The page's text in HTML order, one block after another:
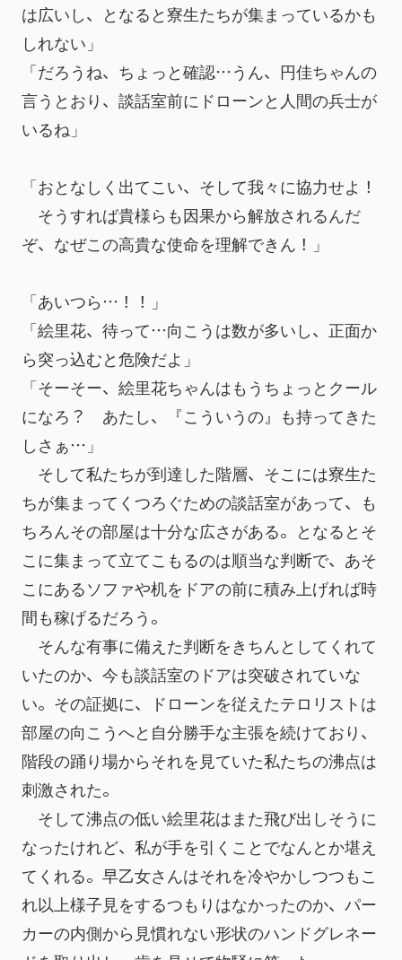
は広いし、となると寮生たちが集まっているかも
しれない」
「だろうね、ちょっと確認…うん、円佳ちゃんの
言うとおり、談話室前にドローンと人間の兵士が
いるね」
「おとなしく出てこい、そして我々に協力せよ！
そうすれば貴様らも因果から解放されるんだ
ぞ、なぜこの高貴な使命を理解できん！」
「あいつら…！！」
「絵里花、待って…向こうは数が多いし、正面か
ら突っ込むと危険だよ」
「そーそー、絵里花ちゃんはもうちょっとクール
になろ？　あたし、『こういうの』も持ってきた
しさぁ…」
そして私たちが到達した階層、そこには寮生た
ちが集まってくつろぐための談話室があって、も
ちろんその部屋は十分な広さがある。となるとそ
こに集まって立てこもるのは順当な判断で、あそ
こにあるソファや机をドアの前に積み上げれば時
間も稼げるだろう。
そんな有事に備えた判断をきちんとしてくれて
いたのか、今も談話室のドアは突破されていな
い。その証拠に、ドローンを従えたテロリストは
部屋の向こうへと自分勝手な主張を続けており、
階段の踊り場からそれを見ていた私たちの沸点は
刺激された。
そして沸点の低い絵里花はまた飛び出しそうに
なったけれど、私が手を引くことでなんとか堪え
てくれる。早乙女さんはそれを冷やかしつつもこ
れ以上様子見をするつもりはなかったのか、パー
カーの内側から見慣れない形状のハンドグレネー